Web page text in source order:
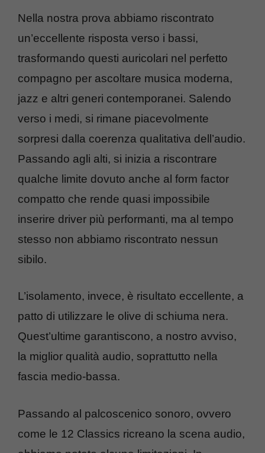
Nella nostra prova abbiamo riscontrato
un’eccellente risposta verso i bassi,
trasformando questi auricolari nel perfetto
compagno per ascoltare musica moderna,
jazz e altri generi contemporanei. Salendo
verso i medi, si rimane piacevolmente
sorpresi dalla coerenza qualitativa dell’audio.
Passando agli alti, si inizia a riscontrare
qualche limite dovuto anche al form factor
compatto che rende quasi impossibile
inserire driver più performanti, ma al tempo
stesso non abbiamo riscontrato nessun
sibilo.
L’isolamento, invece, è risultato eccellente, a
patto di utilizzare le olive di schiuma nera.
Quest’ultime garantiscono, a nostro avviso,
la miglior qualità audio, soprattutto nella
fascia medio-bassa.
Passando al palcoscenico sonoro, ovvero
come le 12 Classics ricreano la scena audio,